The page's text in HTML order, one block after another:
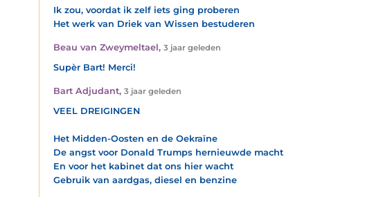
Ik zou, voordat ik zelf iets ging proberen
Het werk van Driek van Wissen bestuderen
Beau van Zweymeltael, 3 jaar geleden
Supèr Bart! Merci!
Bart Adjudant, 3 jaar geleden
VEEL DREIGINGEN
Het Midden-Oosten en de Oekraïne
De angst voor Donald Trumps hernieuwde macht
En voor het kabinet dat ons hier wacht
Gebruik van aardgas, diesel en benzine